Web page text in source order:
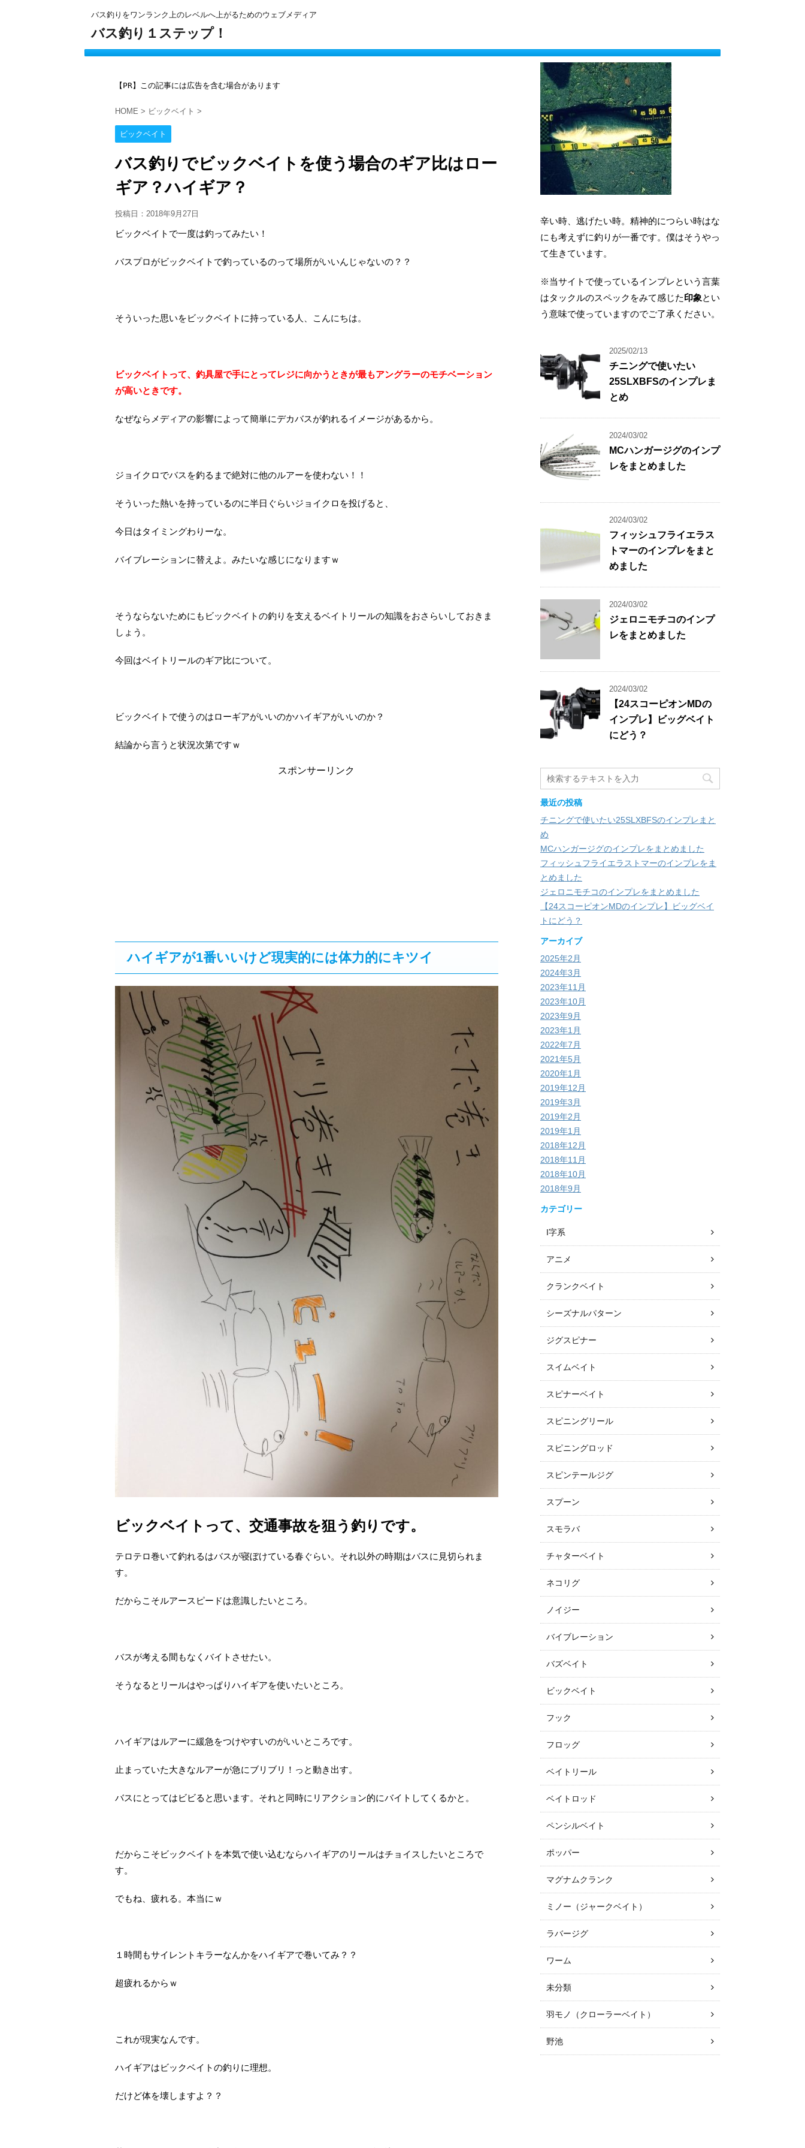
バス釣りをワンランク上のレベルへ上がるためのウェブメディア
バス釣り１ステップ！
【PR】この記事には広告を含む場合があります
HOME > ビックベイト >
ビックベイト
バス釣りでビックベイトを使う場合のギア比はロー
ギア？ハイギア？
投稿日： 2018年9月27日
ビックベイトで一度は釣ってみたい！
バスプロがビックベイトで釣っているのって場所がいいんじゃないの？？
そういった思いをビックベイトに持っている人、こんにちは。
ビックベイトって、釣具屋で手にとってレジに向かうときが最もアングラーのモチベーション
が高いときです。
なぜならメディアの影響によって簡単にデカバスが釣れるイメージがあるから。
ジョイクロでバスを釣るまで絶対に他のルアーを使わない！！
そういった熱いを持っているのに半日ぐらいジョイクロを投げると、
今日はタイミングわりーな。
バイブレーションに替えよ。みたいな感じになりますｗ
そうならないためにもビックベイトの釣りを支えるベイトリールの知識をおさらいしておきま
しょう。
今回はベイトリールのギア比について。
ビックベイトで使うのはローギアがいいのかハイギアがいいのか？
結論から言うと状況次第ですｗ
スポンサーリンク
ハイギアが1番いいけど現実的には体力的にキツイ
ビックベイトって、交通事故を狙う釣りです。
テロテロ巻いて釣れるはバスが寝ぼけている春ぐらい。それ以外の時期はバスに見切られま
す。
だからこそルアースピードは意識したいところ。
バスが考える間もなくバイトさせたい。
そうなるとリールはやっぱりハイギアを使いたいところ。
ハイギアはルアーに緩急をつけやすいのがいいところです。
止まっていた大きなルアーが急にブリブリ！っと動き出す。
バスにとってはビビると思います。それと同時にリアクション的にバイトしてくるかと。
だからこそビックベイトを本気で使い込むならハイギアのリールはチョイスしたいところで
す。
でもね、疲れる。本当にｗ
１時間もサイレントキラーなんかをハイギアで巻いてみ？？
超疲れるからｗ
これが現実なんです。
ハイギアはビックベイトの釣りに理想。
だけど体を壊しますよ？？
辛い時、逃げたい時。精神的につらい時はな
にも考えずに釣りが一番です。僕はそうやっ
て生きています。
※当サイトで使っているインプレという言葉
はタックルのスペックをみて感じた印象とい
う意味で使っていますのでご了承ください。
2025/02/13
チニングで使いたい
25SLXBFSのインプレま
とめ
2024/03/02
MCハンガージグのインプ
レをまとめました
2024/03/02
フィッシュフライエラス
トマーのインプレをまと
めました
2024/03/02
ジェロニモチコのインプ
レをまとめました
2024/03/02
【24スコーピオンMDの
インプレ】ビッグベイト
にどう？
最近の投稿
チニングで使いたい25SLXBFSのインプレまと
め
MCハンガージグのインプレをまとめました
フィッシュフライエラストマーのインプレをま
とめました
ジェロニモチコのインプレをまとめました
【24スコーピオンMDのインプレ】ビッグベイ
トにどう？
アーカイブ
2025年2月
2024年3月
2023年11月
2023年10月
2023年9月
2023年1月
2022年7月
2021年5月
2020年1月
2019年12月
2019年3月
2019年2月
2019年1月
2018年12月
2018年11月
2018年10月
2018年9月
カテゴリー
I字系
アニメ
クランクベイト
シーズナルパターン
ジグスピナー
スイムベイト
スピナーベイト
スピニングリール
スピニングロッド
スピンテールジグ
スプーン
スモラバ
チャターベイト
ネコリグ
ノイジー
バイブレーション
バズベイト
ビックベイト
フック
フロッグ
ベイトリール
ベイトロッド
ペンシルベイト
ポッパー
マグナムクランク
ミノー（ジャークベイト）
ラバージグ
ワーム
未分類
羽モノ（クローラーベイト）
野池